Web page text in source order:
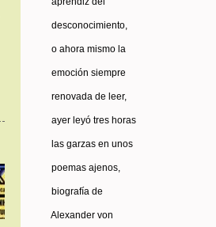
desconocimiento,
o ahora mismo la
emoción siempre
renovada de leer,
ayer leyó tres horas
las garzas en unos
poemas ajenos,
biografía de
Alexander von